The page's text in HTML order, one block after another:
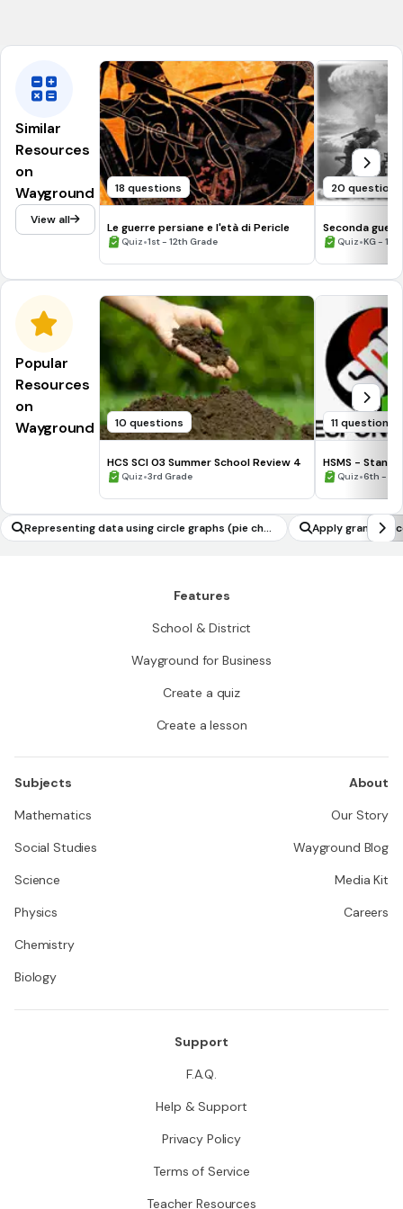
Similar
Resources
on
Wayground
View all
18 questions
Le guerre persiane e l'età di Pericle
Quiz•1st - 12th Grade
20 questions
Seconda
Quiz•KG -
Popular
Resources
on
Wayground
10 questions
HCS SCI 03 Summer School Review 4
Quiz•3rd Grade
11 questions
HSMS -
Quiz•6th -
Representing data using circle graphs (pie char
ts)
Apply grammar
Features
School & District
Wayground for Business
Create a quiz
Create a lesson
Subjects
Mathematics
Social Studies
Science
Physics
Chemistry
Biology
About
Our Story
Wayground Blog
Media Kit
Careers
Support
F.A.Q.
Help & Support
Privacy Policy
Terms of Service
Teacher Resources